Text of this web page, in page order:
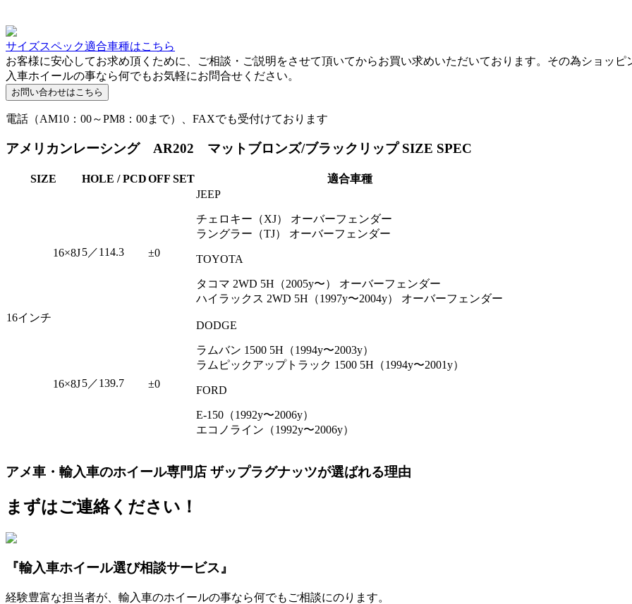
サイズスペック適合車種はこちら
お客様に安心してお求め頂くために、ご相談・ご説明をさせて頂いてからお買い求めいただいております。その為ショッ
入車ホイールの事なら何でもお気軽にお問合せください。
電話（AM10：00～PM8：00まで）、FAXでも受付けております
アメリカンレーシング AR202 マットブロンズ/ブラックリップ SIZE SPEC
SIZE HOLE / PCDOFF SET 適合車種
16インチ
16×8J5／114.3 ±0
JEEP
チェロキー（XJ） オーバーフェンダー
ラングラー（TJ） オーバーフェンダー
TOYOTA
タコマ 2WD 5H（2005y〜） オーバーフェンダー
ハイラックス 2WD 5H（1997y〜2004y） オーバーフェンダー
16×8J5／139.7 ±0
DODGE
ラムバン 1500 5H（1994y〜2003y）
ラムピックアップトラック 1500 5H（1994y〜2001y）
FORD
E-150（1992y〜2006y）
エコノライン（1992y〜2006y）
アメ車・輸入車のホイール専門店 ザップラグナッツが選ばれる理由
まずはご連絡ください！
『輸入車ホイール選び相談サービス』
経験豊富な担当者が、輸入車のホイールの事なら何でもご相談にのります。